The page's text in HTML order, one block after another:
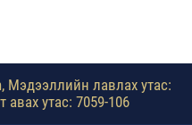
Мэдээллийн лавлах утас:
авах утас: 7059-106